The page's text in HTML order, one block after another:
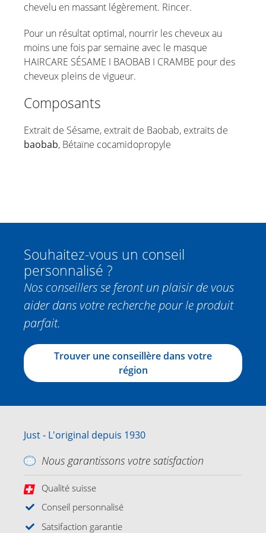
chevelu en massant légèrement. Rincer.
Pour un résultat optimal, nourrir les cheveux au
moins une fois par semaine avec le masque
HAIRCARE SÉSAME I BAOBAB I CRAMBE pour des
cheveux pleins de vigueur.
Composants
Extrait de Sésame, extrait de Baobab, extraits de
baobab, Bétaïne cocamidopropyle
Souhaitez-vous un conseil
personnalisé ?
Nos conseillers se feront un plaisir de vous
aider dans votre recherche pour le produit
parfait.
Trouver une conseillère dans votre
région
Just - L'original depuis 1930
Nous garantissons votre satisfaction
Qualité suisse
Conseil personnalisé
Satsifaction garantie